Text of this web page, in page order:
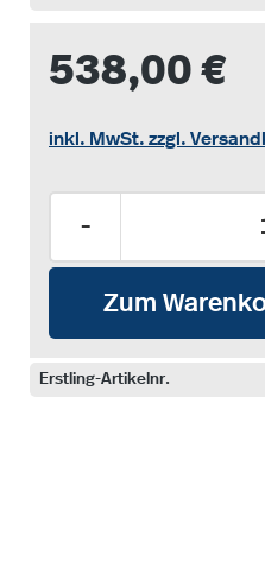
538,00 €
inkl. MwSt. zzgl.
-
Zum
Erstling-Artikelnr.